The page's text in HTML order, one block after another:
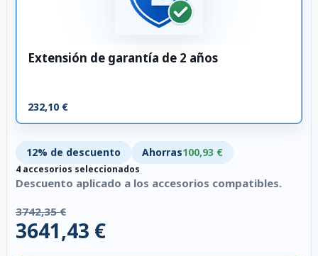
Extensión de garantía de 2 años
232,10 €
12% de descuento Ahorras100,93 €
4 accesorios seleccionados
Descuento aplicado a los accesorios compatibles.
3742,35 €
3641,43 €